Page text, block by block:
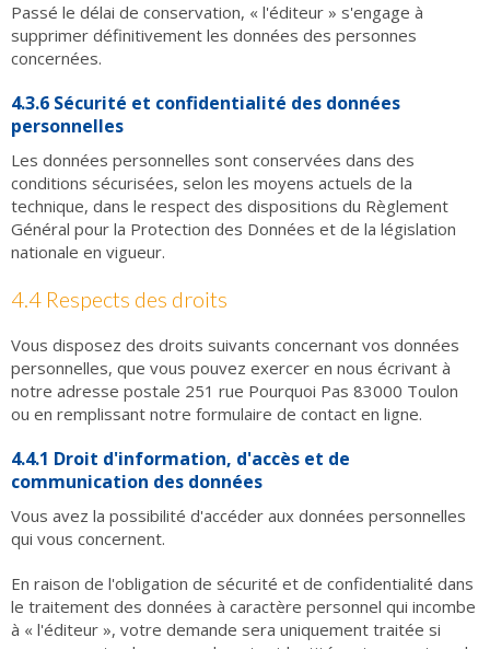
Passé le délai de conservation, « l'éditeur » s'engage à
supprimer définitivement les données des personnes
concernées.
4.3.6 Sécurité et confidentialité des données
personnelles
Les données personnelles sont conservées dans des
conditions sécurisées, selon les moyens actuels de la
technique, dans le respect des dispositions du Règlement
Général pour la Protection des Données et de la législation
nationale en vigueur.
4.4 Respects des droits
Vous disposez des droits suivants concernant vos données
personnelles, que vous pouvez exercer en nous écrivant à
notre adresse postale 251 rue Pourquoi Pas 83000 Toulon
ou en remplissant notre formulaire de contact en ligne.
4.4.1 Droit d'information, d'accès et de
communication des données
Vous avez la possibilité d'accéder aux données personnelles
qui vous concernent.
En raison de l'obligation de sécurité et de confidentialité dans
le traitement des données à caractère personnel qui incombe
à « l'éditeur », votre demande sera uniquement traitée si